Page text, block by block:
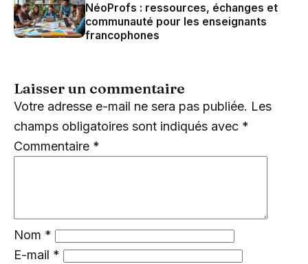
NéoProfs : ressources, échanges et
communauté pour les enseignants
francophones
Laisser un commentaire
Votre adresse e-mail ne sera pas publiée. Les
champs obligatoires sont indiqués avec *
Commentaire *
Nom *
E-mail *